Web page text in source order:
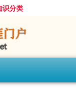
识分类